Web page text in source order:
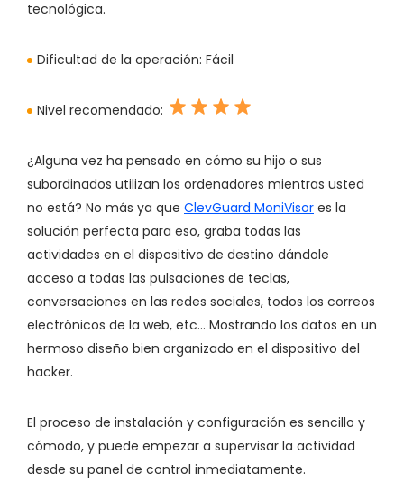
tecnológica.
Dificultad de la operación: Fácil
Nivel recomendado:
¿Alguna vez ha pensado en cómo su hijo o sus
subordinados utilizan los ordenadores mientras usted
no está? No más ya que ClevGuard MoniVisor es la
solución perfecta para eso, graba todas las
actividades en el dispositivo de destino dándole
acceso a todas las pulsaciones de teclas,
conversaciones en las redes sociales, todos los correos
electrónicos de la web, etc... Mostrando los datos en un
hermoso diseño bien organizado en el dispositivo del
hacker.
El proceso de instalación y configuración es sencillo y
cómodo, y puede empezar a supervisar la actividad
desde su panel de control inmediatamente.